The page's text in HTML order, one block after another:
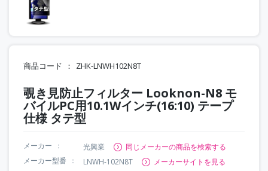
商品コード ZHK-LNWH102N8T
覗き見防止フィルター Looknon-N8 モ
バイルPC用10.1Wインチ(16:10) テープ
仕様 タテ型
メーカー 光興業
同じメーカーの商品を検索する
メーカー型番
LNWH-102N8T メーカーサイトを見る